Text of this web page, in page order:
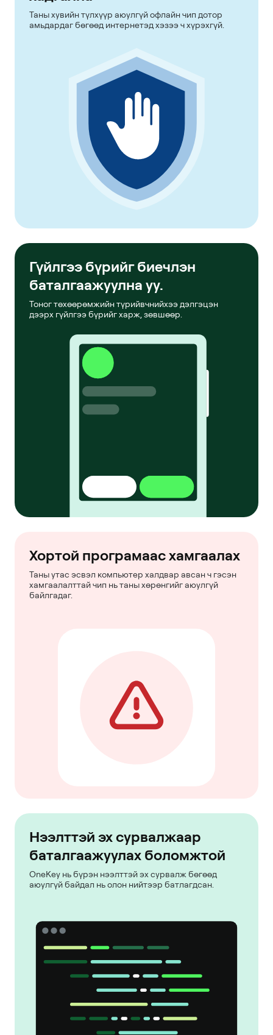
Таны хувийн түлхүүр аюулгүй офлайн чип дотор
амьдардаг бөгөөд интернетэд хэзээ ч хүрэхгүй.
Гүйлгээ бүрийг биечлэн
баталгаажуулна уу.
Тоног төхөөрөмжийн түрийвчнийхээ дэлгэцэн
дээрх гүйлгээ бүрийг харж, зөвшөөр.
Хортой програмаас хамгаалах
Таны утас эсвэл компьютер халдвар авсан ч гэсэн
хамгаалалттай чип нь таны хөрөнгийг аюулгүй
байлгадаг.
Нээлттэй эх сурвалжаар
баталгаажуулах боломжтой
OneKey нь бүрэн нээлттэй эх сурвалж бөгөөд
аюулгүй байдал нь олон нийтээр батлагдсан.